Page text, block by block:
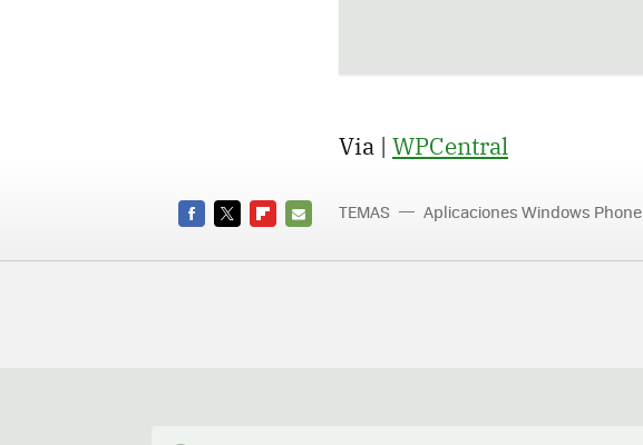
Via | WPCentral
MAIL
TEMAS Aplicaciones Windows Phone